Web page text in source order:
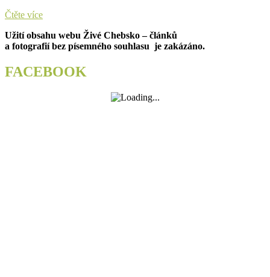
Čtěte víceS
kraje
vzniknou
publikace.
Fotokronika
Užití obsahu webu Živé Chebsko – článků
a fotografií bez písemného souhlasu je zakázáno.
FACEBOOK